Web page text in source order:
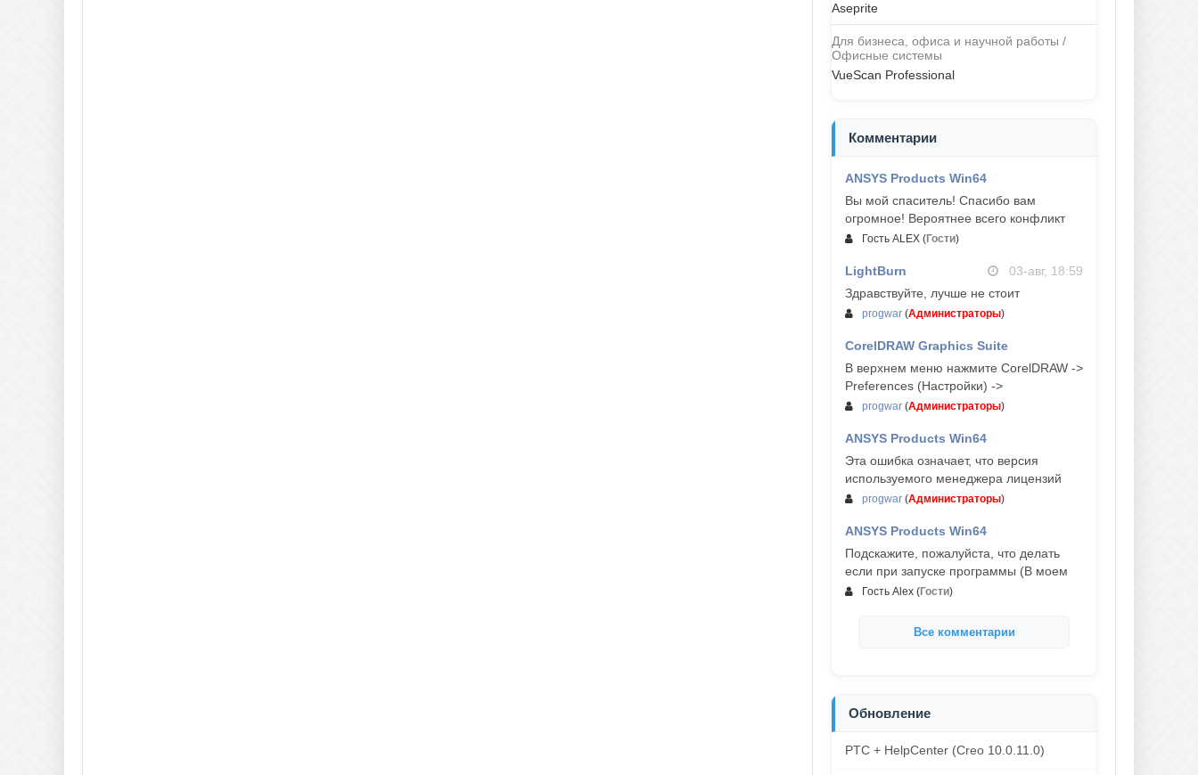
Aseprite
Для бизнеса, офиса и научной работы /
Офисные системы
VueScan Professional
Комментарии
ANSYS Products Win64
Вы мой спаситель! Спасибо вам
огромное! Вероятнее всего конфликт
Гость ALEX (Гости)
LightBurn
03-авг, 18:59
Здравствуйте, лучше не стоит
progwar (Администраторы)
CorelDRAW Graphics Suite
03-авг, 18:58
В верхнем меню нажмите CorelDRAW ->
Preferences (Настройки) ->
progwar (Администраторы)
ANSYS Products Win64
Эта ошибка означает, что версия
используемого менеджера лицензий
progwar (Администраторы)
ANSYS Products Win64
Подскажите, пожалуйста, что делать
если при запуске программы (В моем
Гость Alex (Гости)
Все комментарии
Обновление
PTC + HelpCenter (Creo 10.0.11.0)